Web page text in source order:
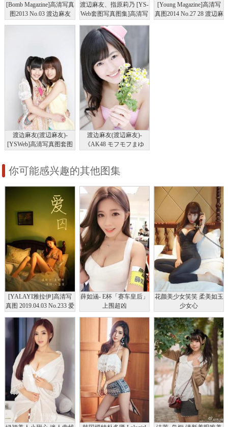
[Bomb Magazine]高清写真
图2013 No.03 渡边麻友
渡辺麻友、指原莉乃 [YS-
Web套图写真图集]高清写
[Young Magazine]高清写
真图2014 No.27 28 渡辺麻
渡边麻友(渡辺麻友)-
[YSWeb]高清写真图套图
渡边麻友(渡辺麻友)-
《AK48 モフモフまゆ
你可能感兴趣的其他图集
[YALAYI雅拉伊]高清写
真图 2019.04.03 No.233 爱
薛如涵- E杯「赛车皇后」
上围超凶
花颜美少女笑笑 柔美如玉
少女心